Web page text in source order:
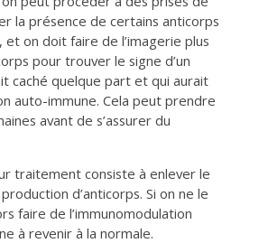
la présence de certains anticorps
et on doit faire de l’imagerie plus
pour trouver le signe d’un
caché quelque part et qui aurait
auto-immune. Cela peut prendre
avant de s’assurer du
traitement consiste à enlever le
d’anticorps. Si on ne le
faire de l’immunomodulation
à revenir à la normale.